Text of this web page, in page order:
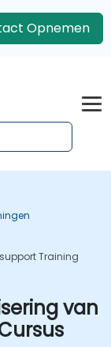
Opnemen
Training
van